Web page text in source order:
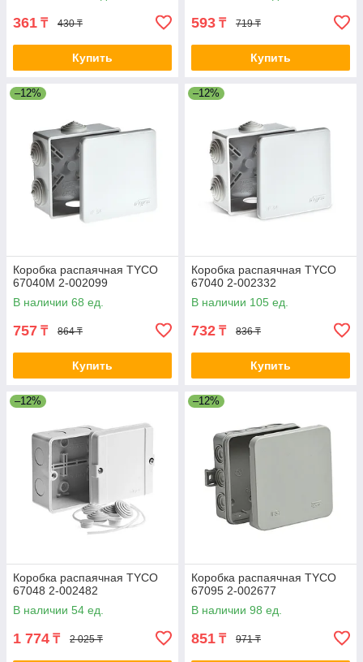
361 ₸ 430 ₸
Купить
593 ₸ 719 ₸
Купить
–12%
Коробка распаячная TYCO
67040М 2-002099
В наличии 68 ед.
757 ₸ 864 ₸
Купить
–12%
Коробка распаячная TYCO
67040 2-002332
В наличии 105 ед.
732 ₸ 836 ₸
Купить
–12%
Коробка распаячная ТYCO
67048 2-002482
В наличии 54 ед.
1 774 ₸ 2 025 ₸
–12%
Коробка распаячная TYCO
67095 2-002677
В наличии 98 ед.
851 ₸ 971 ₸